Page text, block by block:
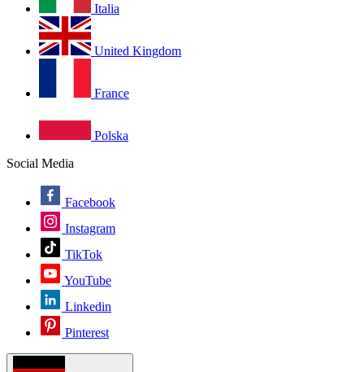
Italia
United Kingdom
France
Polska
Social Media
Facebook
Instagram
TikTok
YouTube
Linkedin
Pinterest